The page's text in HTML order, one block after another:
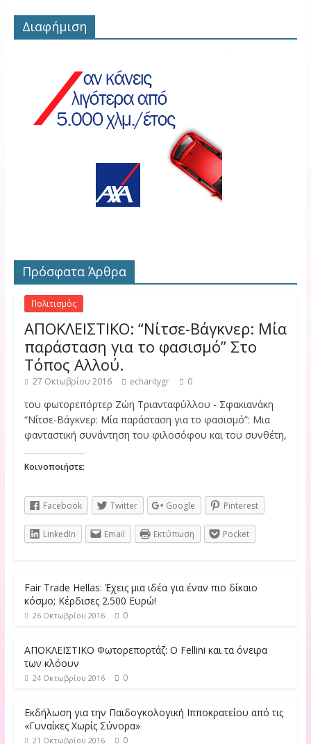
Διαφήμιση
Πρόσφατα Άρθρα
Πολιτισμός
ΑΠΟΚΛΕΙΣΤΙΚΟ: “Νίτσε-Βάγκνερ: Μία
παράσταση για το φασισμό” Στο
Τόπος Αλλού.
27 Οκτωβρίου 2016 echaritygr 0
του φωτορεπόρτερ Ζώη Τριανταφύλλου - Σφακιανάκη
“Νίτσε-Βάγκνερ: Μία παράσταση για το φασισμό”: Μια
φανταστική συνάντηση του φιλοσόφου και του συνθέτη,
Κοινοποιήστε:
Facebook Twitter Google Pinterest
LinkedIn Email Εκτύπωση Pocket
Fair Trade Hellas: Έχεις μια ιδέα για έναν πιο δίκαιο
κόσμο; Κέρδισες 2.500 Ευρώ!
26 Οκτωβρίου 2016 0
ΑΠΟΚΛΕΙΣΤΙΚΟ Φωτορεπορτάζ: Ο Fellini και τα όνειρα
των κλόουν
24 Οκτωβρίου 2016 0
Εκδήλωση για την Παιδογκολογική Ιπποκρατείου από τις
«Γυναίκες Χωρίς Σύνορα»
21 Οκτωβρίου 2016 0